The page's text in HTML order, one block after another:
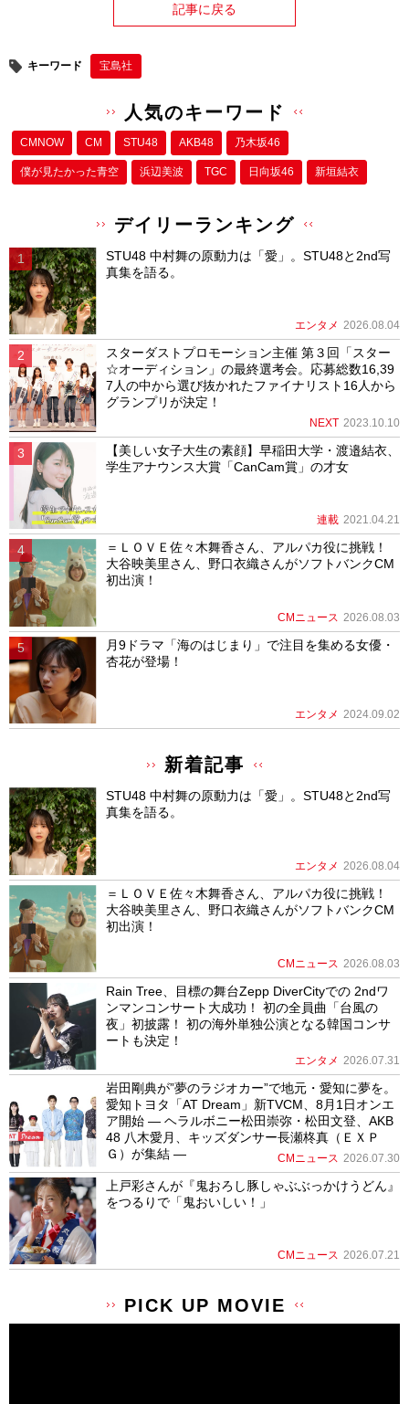
記事に戻る
キーワード 宝島社
人気のキーワード
CMNOW CM STU48 AKB48 乃木坂46
僕が⾒たかった⻘空 浜辺美波 TGC 日向坂46 新垣結衣
デイリーランキング
STU48 中村舞の原動力は「愛」。STU48と2nd写
真集を語る。
エンタメ 2026.08.04
スターダストプロモーション主催 第３回「スター
☆オーディション」の最終選考会。応募総数16,39
7人の中から選び抜かれたファイナリスト16人から
グランプリが決定！
NEXT 2023.10.10
【美しい女子大生の素顔】早稲田大学・渡邉結衣、
学生アナウンス大賞「CanCam賞」の才女
連載 2021.04.21
＝ＬＯＶＥ佐々木舞香さん、アルパカ役に挑戦！
大谷映美里さん、野口衣織さんがソフトバンクCM
初出演！
CMニュース 2026.08.03
月9ドラマ「海のはじまり」で注目を集める女優・
杏花が登場！
エンタメ 2024.09.02
新着記事
STU48 中村舞の原動力は「愛」。STU48と2nd写
真集を語る。
エンタメ 2026.08.04
＝ＬＯＶＥ佐々木舞香さん、アルパカ役に挑戦！
大谷映美里さん、野口衣織さんがソフトバンクCM
初出演！
CMニュース 2026.08.03
Rain Tree、目標の舞台Zepp DiverCityでの 2ndワ
ンマンコンサート大成功！ 初の全員曲「台風の
夜」初披露！ 初の海外単独公演となる韓国コンサ
ートも決定！
エンタメ 2026.07.31
岩田剛典が”夢のラジオカー”で地元・愛知に夢を。
愛知トヨタ「AT Dream」新TVCM、8月1日オンエ
ア開始 ― ヘラルボニー松田崇弥・松田文登、AKB
48 八木愛月、キッズダンサー長瀬柊真（ＥＸＰ
Ｇ）が集結 ―
CMニュース 2026.07.30
上戸彩さんが『鬼おろし豚しゃぶぶっかけうどん』
をつるりで「鬼おいしい！」
CMニュース 2026.07.21
PICK UP MOVIE